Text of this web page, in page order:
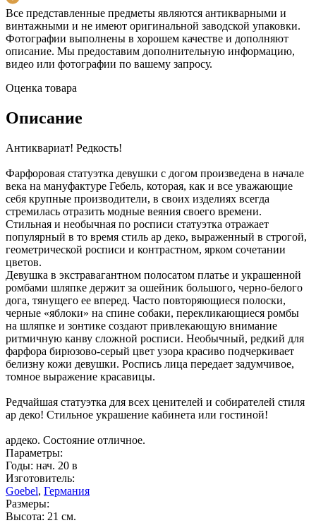
Все представленные предметы являются антикварными и
винтажными и не имеют оригинальной заводской упаковки.
Фотографии выполнены в хорошем качестве и дополняют
описание. Мы предоставим дополнительную информацию,
видео или фотографии по вашему запросу.
Оценка товара
Описание
Антиквариат! Редкость!
Фарфоровая статуэтка девушки с догом произведена в начале
века на мануфактуре Гебель, которая, как и все уважающие
себя крупные производители, в своих изделиях всегда
стремилась отразить модные веяния своего времени.
Стильная и необычная по росписи статуэтка отражает
популярный в то время стиль ар деко, выраженный в строгой,
геометрической росписи и контрастном, ярком сочетании
цветов.
Девушка в экстравагантном полосатом платье и украшенной
ромбами шляпке держит за ошейник большого, черно-белого
дога, тянущего ее вперед. Часто повторяющиеся полоски,
черные «яблоки» на спине собаки, перекликающиеся ромбы
на шляпке и зонтике создают привлекающую внимание
ритмичную канву сложной росписи. Необычный, редкий для
фарфора бирюзово-серый цвет узора красиво подчеркивает
белизну кожи девушки. Роспись лица передает задумчивое,
томное выражение красавицы.
Редчайшая статуэтка для всех ценителей и собирателей стиля
ар деко! Стильное украшение кабинета или гостиной!
ардеко. Состояние отличное.
Параметры:
Годы: нач. 20 в
Изготовитель:
Goebel, Германия
Размеры:
Высота: 21 см.